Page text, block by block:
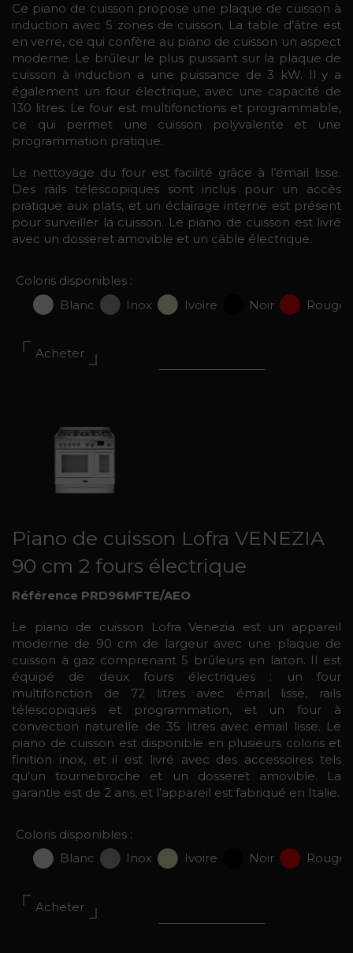
Ce piano de cuisson propose une plaque de cuisson à
induction avec 5 zones de cuisson. La table d’âtre est
en verre, ce qui confère au piano de cuisson un aspect
moderne. Le brûleur le plus puissant sur la plaque de
cuisson à induction a une puissance de 3 kW. Il y a
également un four électrique, avec une capacité de
130 litres. Le four est multifonctions et programmable,
ce qui permet une cuisson polyvalente et une
programmation pratique.
Le nettoyage du four est facilité grâce à l’émail lisse.
Des rails télescopiques sont inclus pour un accès
pratique aux plats, et un éclairage interne est présent
pour surveiller la cuisson. Le piano de cuisson est livré
avec un dosseret amovible et un câble électrique.
Coloris disponibles :
Blanc
Inox Ivoire Noir Rouge
Acheter
Piano de cuisson Lofra VENEZIA
90 cm 2 fours électrique
Référence PRD96MFTE/AEO
Le piano de cuisson Lofra Venezia est un appareil
moderne de 90 cm de largeur avec une plaque de
cuisson à gaz comprenant 5 brûleurs en laiton. Il est
équipé de deux fours électriques : un four
multifonction de 72 litres avec émail lisse, rails
télescopiques et programmation, et un four à
convection naturelle de 35 litres avec émail lisse. Le
piano de cuisson est disponible en plusieurs coloris et
finition inox, et il est livré avec des accessoires tels
qu’un tournebroche et un dosseret amovible. La
garantie est de 2 ans, et l’appareil est fabriqué en Italie.
Coloris disponibles :
Blanc
Inox Ivoire Noir Rouge
Acheter